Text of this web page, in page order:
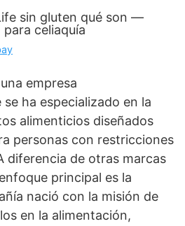
empresa
ha especializado en la
alimenticios diseñados
personas con restricciones
diferencia de otras marcas
principal es la
nació con la misión de
en la alimentación,